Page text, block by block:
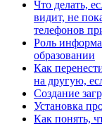
Что делать,
видит, не
телефонов
Роль
образовании
Как
на другую,
Создание
Установка
Как понять,